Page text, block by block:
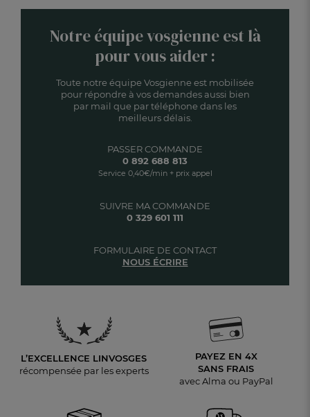
Notre équipe vosgienne est là
pour vous aider :
Toute notre équipe Vosgienne est mobilisée
pour répondre à vos demandes aussi bien
par mail que par téléphone dans les
meilleurs délais.
SUIVRE MA COMMANDE
0 329 601 111
PASSER COMMANDE
0 892 688 813
Service 0,40€/min + prix appel
FORMULAIRE DE CONTACT
NOUS ÉCRIRE
L’EXCELLENCE LINVOSGES
récompensée par les experts
PAYEZ EN 4X
SANS FRAIS
avec Alma ou PayPal